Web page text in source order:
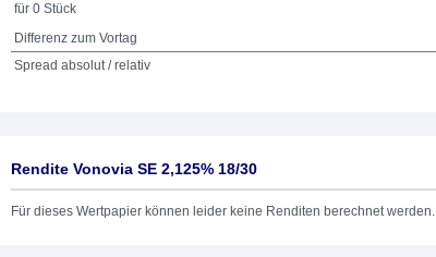
für 0 Stück
Differenz zum Vortag
Spread absolut / relativ
Rendite Vonovia SE 2,125% 18/30
Für dieses Wertpapier können leider keine Renditen berechnet werden.